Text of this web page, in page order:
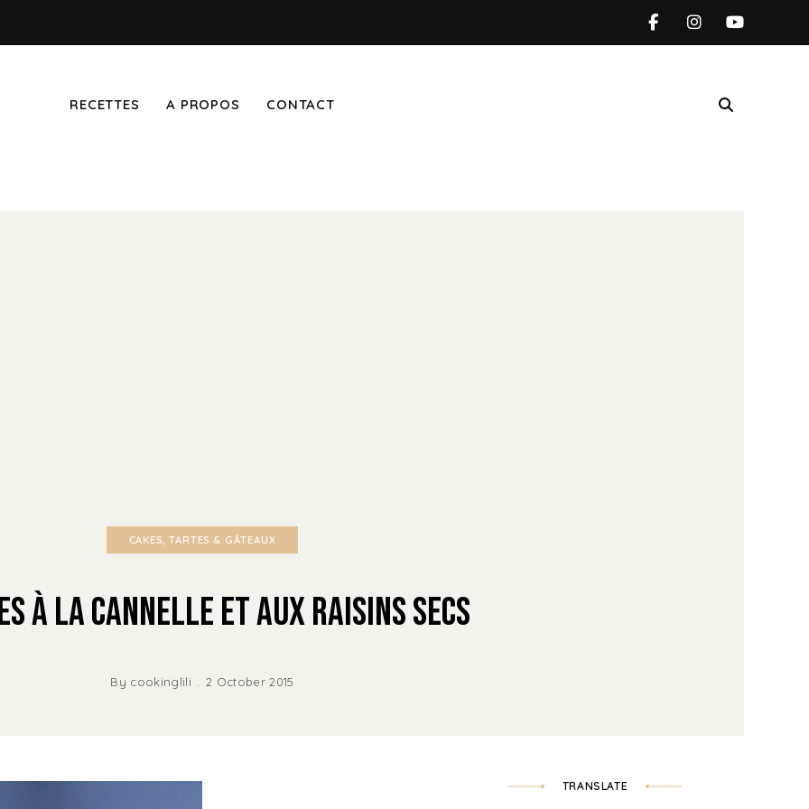
RECETTES A PROPOS CONTACT
CAKES, TARTES & GÂTEAUX
à la Cannelle et aux Raisins Secs
By cookinglili 2 October 2015
TRANSLATE